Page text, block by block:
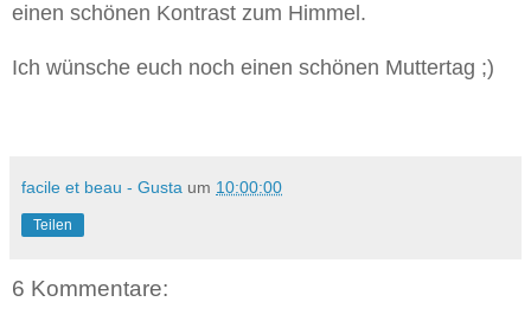
einen schönen Kontrast zum Himmel.
Ich wünsche euch noch einen schönen Muttertag ;)
facile et beau - Gusta um 10:00:00
Teilen
6 Kommentare: